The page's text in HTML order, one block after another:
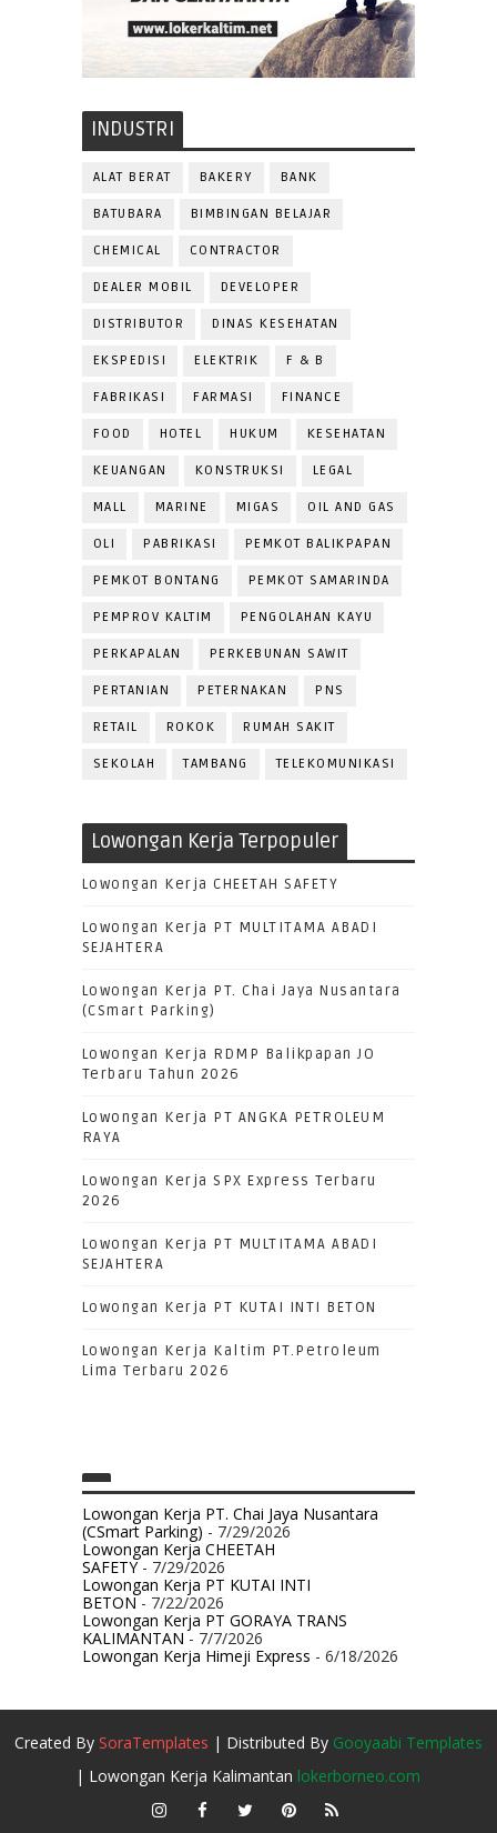
INDUSTRI
ALAT BERAT BAKERY BANK
BATUBARA BIMBINGAN BELAJAR
CHEMICAL CONTRACTOR
DEALER MOBIL DEVELOPER
DISTRIBUTOR DINAS KESEHATAN
EKSPEDISI ELEKTRIK F & B
FABRIKASI FARMASI FINANCE
FOOD HOTEL HUKUM KESEHATAN
KEUANGAN KONSTRUKSI LEGAL
MALL MARINE MIGAS OIL AND GAS
OLI PABRIKASI PEMKOT BALIKPAPAN
PEMKOT BONTANG PEMKOT SAMARINDA
PEMPROV KALTIM PENGOLAHAN KAYU
PERKAPALAN PERKEBUNAN SAWIT
PERTANIAN PETERNAKAN PNS
RETAIL ROKOK RUMAH SAKIT
SEKOLAH TAMBANG TELEKOMUNIKASI
Lowongan Kerja Terpopuler
Lowongan Kerja CHEETAH SAFETY
Lowongan Kerja PT MULTITAMA ABADI
SEJAHTERA
Lowongan Kerja PT. Chai Jaya Nusantara
(CSmart Parking)
Lowongan Kerja RDMP Balikpapan JO
Terbaru Tahun 2026
Lowongan Kerja PT ANGKA PETROLEUM
RAYA
Lowongan Kerja SPX Express Terbaru
2026
Lowongan Kerja PT MULTITAMA ABADI
SEJAHTERA
Lowongan Kerja PT KUTAI INTI BETON
Lowongan Kerja Kaltim PT.Petroleum
Lima Terbaru 2026
Lowongan Kerja PT. Chai Jaya Nusantara
(CSmart Parking) - 7/29/2026
Lowongan Kerja CHEETAH
SAFETY- 7/29/2026
Lowongan Kerja PT KUTAI INTI
BETON- 7/22/2026
Lowongan Kerja PT GORAYA TRANS
KALIMANTAN- 7/7/2026
Lowongan Kerja Himeji Express - 6/18/2026
Created By SoraTemplates | Distributed By Gooyaabi Templates
| Lowongan Kerja Kalimantan lokerborneo.com